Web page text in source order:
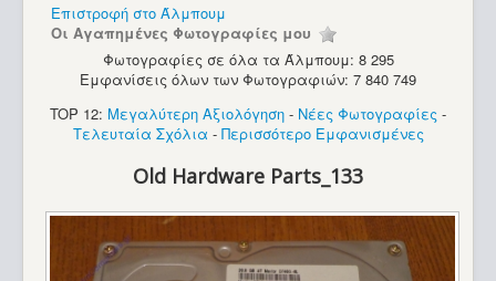
Επιστροφή στο Άλμπουμ
Οι Αγαπημένες Φωτογραφίες μου
Φωτογραφίες σε όλα τα Άλμπουμ: 8 295
Εμφανίσεις όλων των Φωτογραφιών: 7 840 749
TOP 12: Μεγαλύτερη Αξιολόγηση - Νέες Φωτογραφίες -
Τελευταία Σχόλια - Περισσότερο Εμφανισμένες
Old Hardware Parts_133